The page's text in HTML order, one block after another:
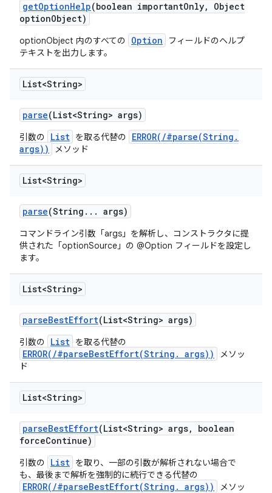
getOptionHelp(boolean importantOnly,
Object
optionObject)
optionObject 内のすべての Option
フィールドのヘルプ
テキストを出力します。
List<String>
parse(List<String> args)
引数の List を取る代替の
ERROR(/#parse(String.
args))
メソッド
List<String>
parse(String . . . args)
コマンドライン引数「args」を解析し、コンストラクタに提
供された「optionSource」の @Option フィールドを設定し
ます。
List<String>
parseBestEffort(List<String> args)
引数の List を取る代替の
ERROR(/#parseBestEffort(String. args))
メソッ
ド
List<String>
parseBestEffort(List<String> args,
boolean
forceContinue)
引数の List を取り、一部の引数が解析されない場合で
も、最後まで解析を強制的に続行できる代替の
ERROR(/#parseBestEffort(String. args))
メソッ